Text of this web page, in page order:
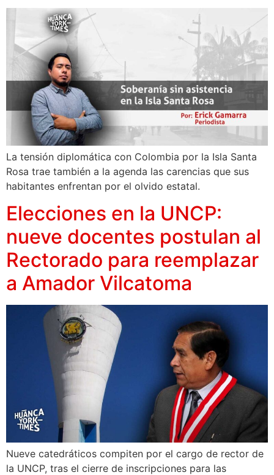
La tensión diplomática con Colombia por la Isla Santa
Rosa trae también a la agenda las carencias que sus
habitantes enfrentan por el olvido estatal.
Elecciones en la UNCP:
nueve docentes postulan al
Rectorado para reemplazar
a Amador Vilcatoma
Nueve catedráticos compiten por el cargo de rector de
la UNCP, tras el cierre de inscripciones para las